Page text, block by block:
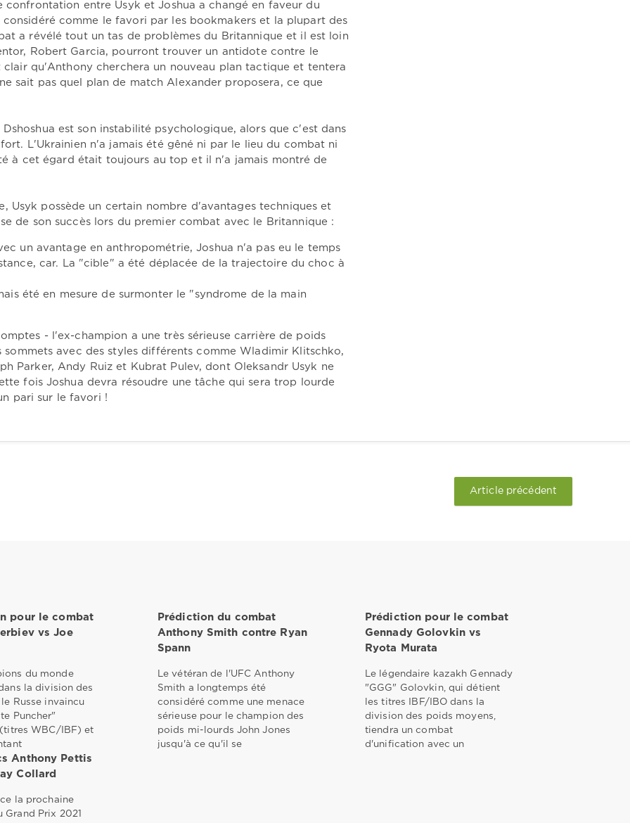
confrontation entre Usyk et Joshua a changé en faveur du
comme le favori par les bookmakers et la plupart des
a révélé tout un tas de problèmes du Britannique et il est loin
Robert Garcia, pourront trouver un antidote contre le
clair qu'Anthony cherchera un nouveau plan tactique et tentera
sait pas quel plan de match Alexander proposera, ce que
est son instabilité psychologique, alors que c'est dans
L'Ukrainien n'a jamais été gêné ni par le lieu du combat ni
à cet égard était toujours au top et il n'a jamais montré de
Usyk possède un certain nombre d'avantages techniques et
de son succès lors du premier combat avec le Britannique :
un avantage en anthropométrie, Joshua n'a pas eu le temps
car. La "cible" a été déplacée de la trajectoire du choc à
été en mesure de surmonter le "syndrome de la main
- l'ex-champion a une très sérieuse carrière de poids
avec des styles différents comme Wladimir Klitschko,
Parker, Andy Ruiz et Kubrat Pulev, dont Oleksandr Usyk ne
fois Joshua devra résoudre une tâche qui sera trop lourde
pari sur le favori !
Article précédent
pour le combat
vs Joe
du monde
la division des
Russe invaincu
Puncher"
WBC/IBF) et
Prédiction du combat
Anthony Smith contre Ryan
Spann
Le vétéran de l'UFC Anthony
Smith a longtemps été
considéré comme une menace
sérieuse pour le champion des
poids mi-lourds John Jones
jusqu'à ce qu'il se
Prédiction pour le combat
Gennady Golovkin vs
Ryota Murata
Le légendaire kazakh Gennady
"GGG" Golovkin, qui détient
les titres IBF/IBO dans la
division des poids moyens,
tiendra un combat
d'unification avec un
Anthony Pettis
Collard
la prochaine
Grand Prix 2021